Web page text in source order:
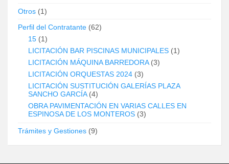
Otros (1)
Perfil del Contratante (62)
15 (1)
LICITACIÓN BAR PISCINAS MUNICIPALES (1)
LICITACIÓN MÁQUINA BARREDORA(3)
LICITACIÓN ORQUESTAS 2024 (3)
LICITACIÓN SUSTITUCIÓN GALERÍAS PLAZA
SANCHO GARCÍA(4)
OBRA PAVIMENTACIÓN EN VARIAS CALLES EN
ESPINOSA DE LOS MONTEROS (3)
Trámites y Gestiones (9)